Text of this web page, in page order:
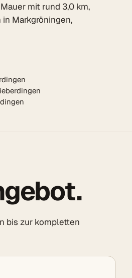
mit rund 3,0 km,
Markgröningen,
bis zur kompletten